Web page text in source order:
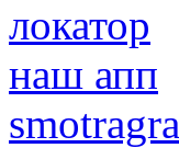
локатор
наш апп